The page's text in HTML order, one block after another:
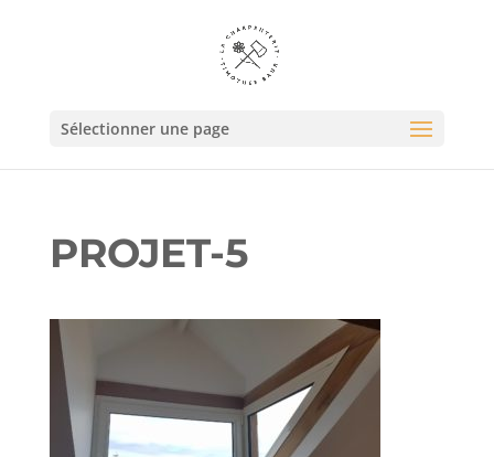
Sélectionner une page
PROJET-5